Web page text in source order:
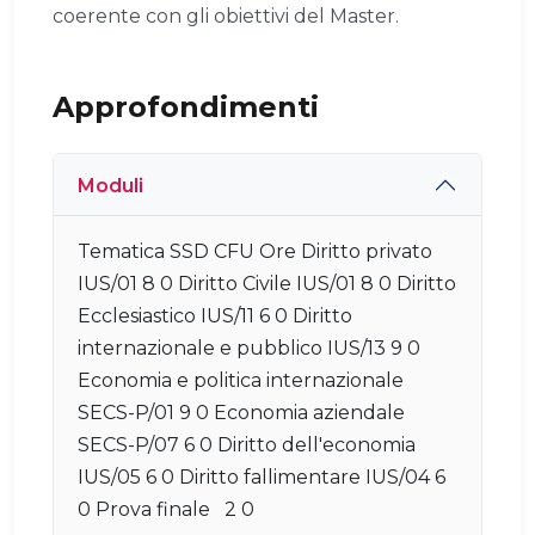
coerente con gli obiettivi del Master.
Approfondimenti
Moduli
Tematica SSD CFU Ore Diritto privato
IUS/01 8 0 Diritto Civile IUS/01 8 0 Diritto
Ecclesiastico IUS/11 6 0 Diritto
internazionale e pubblico IUS/13 9 0
Economia e politica internazionale
SECS-P/01 9 0 Economia aziendale
SECS-P/07 6 0 Diritto dell'economia
IUS/05 6 0 Diritto fallimentare IUS/04 6
0 Prova finale 2 0